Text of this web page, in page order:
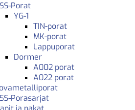
Porat
YG-1
TIN-porat
MK-porat
Lappuporat
Dormer
A002 porat
A022 porat
Porasarjat